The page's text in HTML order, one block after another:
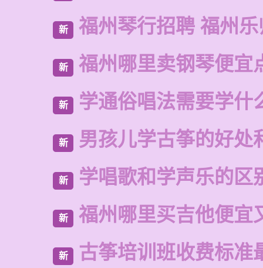
新 福州琴行招聘 福州乐
新 福州哪里卖钢琴便宜
新 学通俗唱法需要学什
新 男孩儿学古筝的好处
新 学唱歌和学声乐的区
新 福州哪里买吉他便宜
新 古筝培训班收费标准